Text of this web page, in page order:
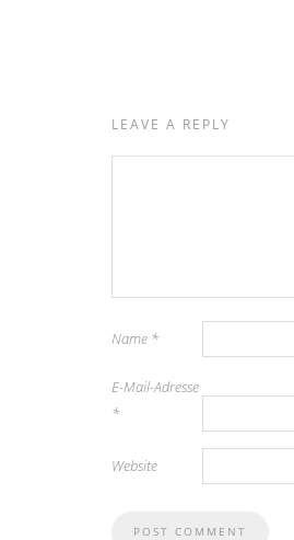
LEAVE A REPLY
Name *
E-Mail-Adresse
*
Website